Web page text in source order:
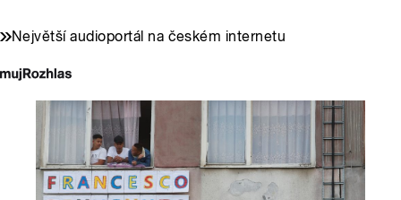
Největší audioportál na českém internetu